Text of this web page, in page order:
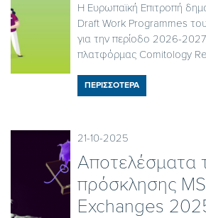
Η Ευρωπαϊκή Επιτροπή
Draft Work Programmes
για την περίοδο 2026-
πλατφόρμας Comitology
ΠΕΡΙΣΣΟΤΕΡΑ
21-10-2025
Αποτελέσματα
πρόσκλησης
Exchanges